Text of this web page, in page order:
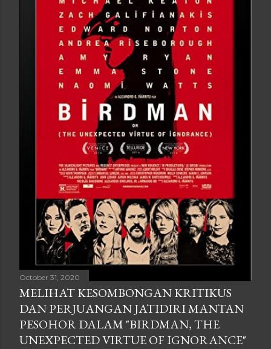
October 31, 2020
MELIHAT KESOMBONGAN KRITIKUS
DAN PERJUANGAN JATIDIRI MANTAN
PESOHOR DALAM "BIRDMAN, THE
UNEXPECTED VIRTUE OF IGNORANCE"